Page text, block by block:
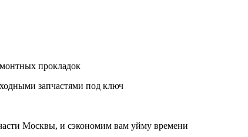
прокладок
запчастями под ключ
Москвы, и сэкономим вам уйму времени